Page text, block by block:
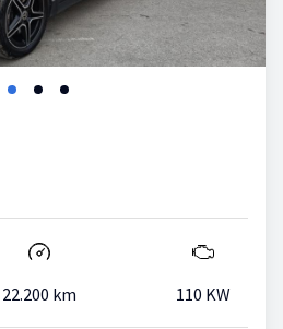
22.200 km 110 KW